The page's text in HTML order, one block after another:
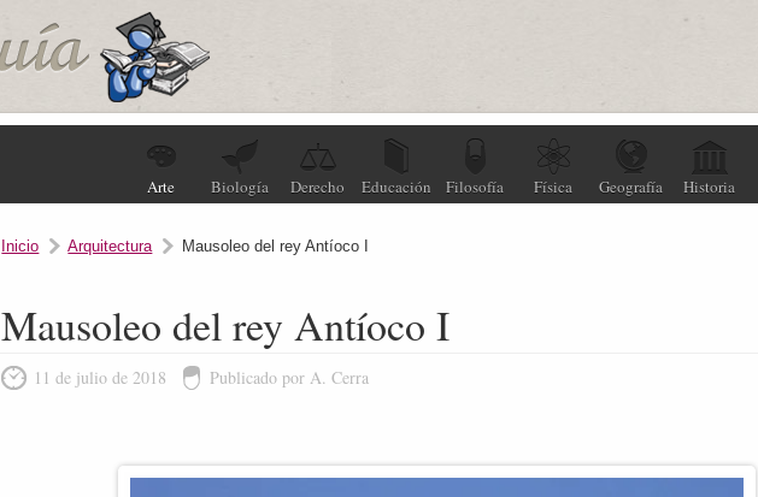
Arte Biología Derecho Educación Filosofía Física Geografía Historia
Inicio Arquitectura Mausoleo del rey Antíoco I
Mausoleo del rey Antíoco I
11 de julio de 2018 Publicado por A. Cerra